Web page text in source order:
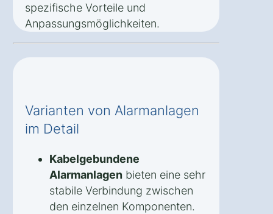
spezifische Vorteile und
Anpassungsmöglichkeiten.
Varianten von Alarmanlagen
im Detail
Kabelgebundene
Alarmanlagen bieten eine sehr
stabile Verbindung zwischen
den einzelnen Komponenten.